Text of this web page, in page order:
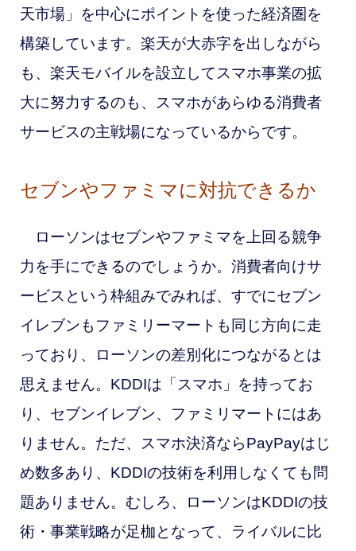
天市場」を中心にポイントを使った経済圏を
構築しています。楽天が大赤字を出しながら
も、楽天モバイルを設立してスマホ事業の拡
大に努力するのも、スマホがあらゆる消費者
サービスの主戦場になっているからです。
セブンやファミマに対抗できるか
ローソンはセブンやファミマを上回る競争
力を手にできるのでしょうか。消費者向けサ
ービスという枠組みでみれば、すでにセブン
イレブンもファミリーマートも同じ方向に走
っており、ローソンの差別化につながるとは
思えません。 KDDIは「 スマホ」を持ってお
り、セブンイレブン、ファミリマートにはあ
りません。ただ、スマホ決済ならPayPayはじ
め数多あり、KDDIの技術を利用しなくても問
題ありません。むしろ、ローソンはKDDIの技
術・事業戦略が足枷となって、ライバルに比